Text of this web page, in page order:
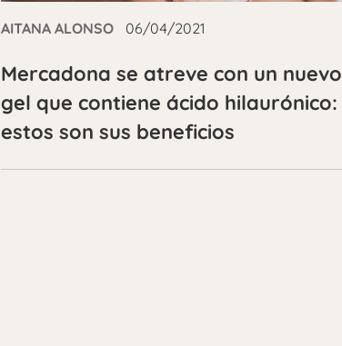
AITANA ALONSO 06/04/2021
Mercadona se atreve con un nuevo
gel que contiene ácido hilaurónico:
estos son sus beneficios